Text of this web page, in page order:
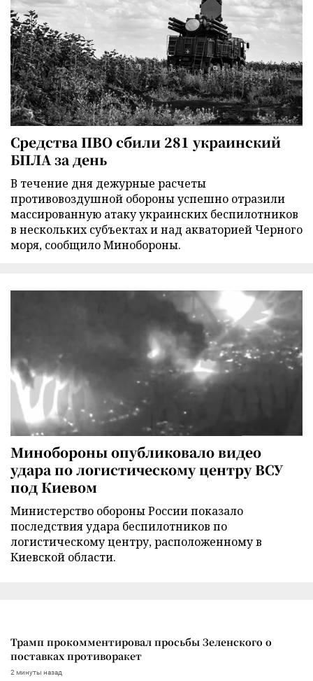
Средства ПВО сбили 281 украинский
БПЛА за день
В течение дня дежурные расчеты
противовоздушной обороны успешно отразили
массированную атаку украинских беспилотников
в нескольких субъектах и над акваторией Черного
моря, сообщило Минобороны.
Минобороны опубликовало видео
удара по логистическому центру ВСУ
под Киевом
Министерство обороны России показало
последствия удара беспилотников по
логистическому центру, расположенному в
Киевской области.
Трамп прокомментировал просьбы Зеленского о
поставках противоракет
2 минуты назад